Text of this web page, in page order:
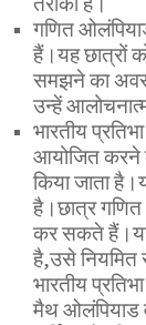
गणित
हैं।यह छात्रों
समझने का
उन्हें
भारतीय
आयोजित करने
किया जाता
है।छात्र
कर सकते हैं।यह
है,उसे नियमित
भारतीय
मैथ ओलंपियाड